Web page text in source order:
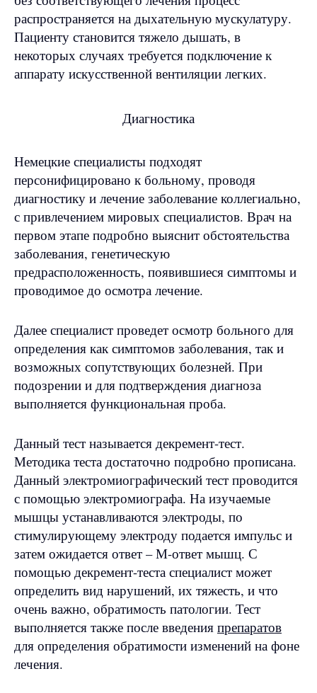
распространяется на дыхательную мускулатуру.
Пациенту становится тяжело дышать, в
некоторых случаях требуется подключение к
аппарату искусственной вентиляции легких.
Диагностика
Немецкие специалисты подходят
персонифицировано к больному, проводя
диагностику и лечение заболевание коллегиально,
с привлечением мировых специалистов. Врач на
первом этапе подробно выяснит обстоятельства
заболевания, генетическую
предрасположенность, появившиеся симптомы и
проводимое до осмотра лечение.
Далее специалист проведет осмотр больного для
определения как симптомов заболевания, так и
возможных сопутствующих болезней. При
подозрении и для подтверждения диагноза
выполняется функциональная проба.
Данный тест называется декремент-тест.
Методика теста достаточно подробно прописана.
Данный электромиографический тест проводится
с помощью электромиографа. На изучаемые
мышцы устанавливаются электроды, по
стимулирующему электроду подается импульс и
затем ожидается ответ – М-ответ мышц. С
помощью декремент-теста специалист может
определить вид нарушений, их тяжесть, и что
очень важно, обратимость патологии. Тест
выполняется также после введения препаратов
для определения обратимости изменений на фоне
лечения.